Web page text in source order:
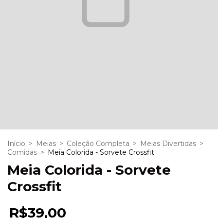
Início > Meias > Coleção Completa > Meias Divertidas >
Comidas > Meia Colorida - Sorvete Crossfit
Meia Colorida - Sorvete
Crossfit
R$39,00